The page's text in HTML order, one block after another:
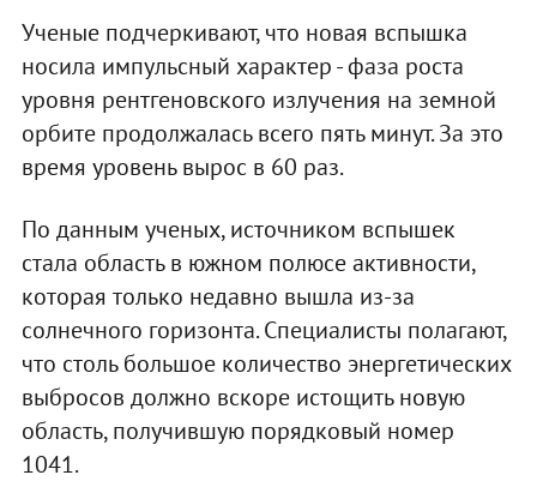
Ученые подчеркивают, что новая вспышка
носила импульсный характер - фаза роста
уровня рентгеновского излучения на земной
орбите продолжалась всего пять минут. За это
время уровень вырос в 60 раз.
По данным ученых, источником вспышек
стала область в южном полюсе активности,
которая только недавно вышла из-за
солнечного горизонта. Специалисты полагают,
что столь большое количество энергетических
выбросов должно вскоре истощить новую
область, получившую порядковый номер
1041.